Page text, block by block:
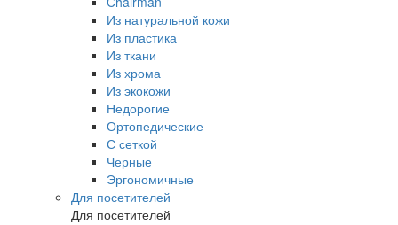
Из натуральной кожи
Из пластика
Из ткани
Из хрома
Из экокожи
Недорогие
Ортопедические
С сеткой
Черные
Эргономичные
Для посетителей
Для посетителей